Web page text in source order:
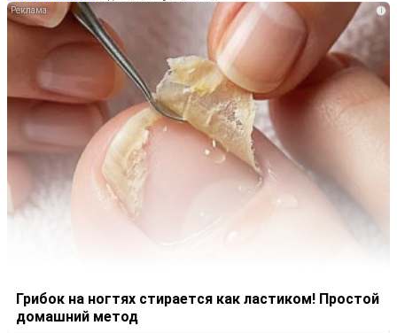
i
Грибок на ногтях стирается как ластиком! Простой
домашний метод